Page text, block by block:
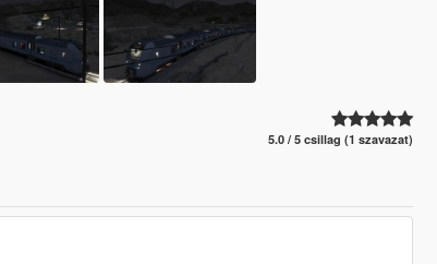
5.0 / 5 csillag (1 szavazat)